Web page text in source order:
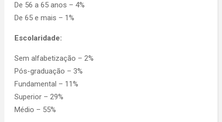
De 56 a 65 anos – 4%
De 65 e mais – 1%
Escolaridade:
Sem alfabetização – 2%
Pós-graduação – 3%
Fundamental – 11%
Superior – 29%
Médio – 55%